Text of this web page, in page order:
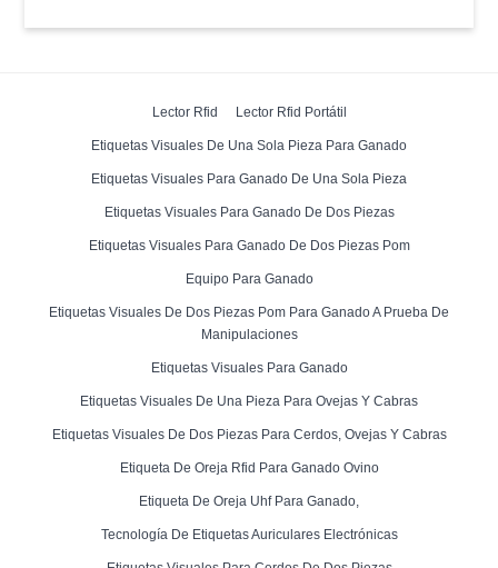
Lector Rfid Lector Rfid Portátil
Etiquetas Visuales De Una Sola Pieza Para Ganado
Etiquetas Visuales Para Ganado De Una Sola Pieza
Etiquetas Visuales Para Ganado De Dos Piezas
Etiquetas Visuales Para Ganado De Dos Piezas Pom
Equipo Para Ganado
Etiquetas Visuales De Dos Piezas Pom Para Ganado A Prueba De
Manipulaciones
Etiquetas Visuales Para Ganado
Etiquetas Visuales De Una Pieza Para Ovejas Y Cabras
Etiquetas Visuales De Dos Piezas Para Cerdos, Ovejas Y Cabras
Etiqueta De Oreja Rfid Para Ganado Ovino
Etiqueta De Oreja Uhf Para Ganado,
Tecnología De Etiquetas Auriculares Electrónicas